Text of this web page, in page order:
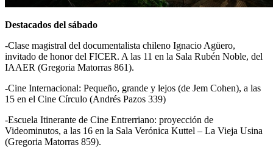
Destacados del sábado
-Clase magistral del documentalista chileno Ignacio Agüero,
invitado de honor del FICER. A las 11 en la Sala Rubén Noble, del
IAAER (Gregoria Matorras 861).
-Cine Internacional: Pequeño, grande y lejos (de Jem Cohen), a las
15 en el Cine Círculo (Andrés Pazos 339)
-Escuela Itinerante de Cine Entrerriano: proyección de
Videominutos, a las 16 en la Sala Verónica Kuttel – La Vieja Usina
(Gregoria Matorras 859).